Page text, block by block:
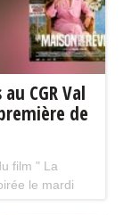
CGR Val
de
film " La
le mardi